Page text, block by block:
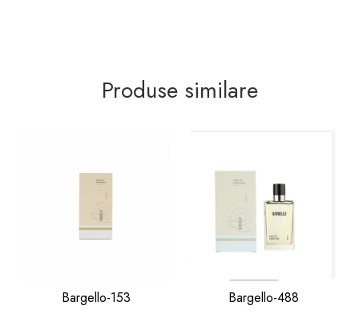
Produse similare
Bargello-153 Bargello-488